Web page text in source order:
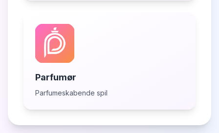
Parfumør
Parfumeskabende spil